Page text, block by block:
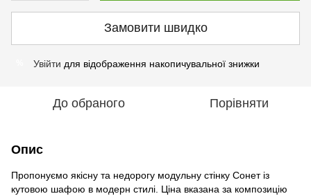
Замовити швидко
Увійти для відображення накопичувальної знижки
До обраного Порівняти
Опис
Пропонуємо якісну та недорогу модульну стінку Сонет із
кутовою шафою в модерн стилі. Ціна вказана за композицію